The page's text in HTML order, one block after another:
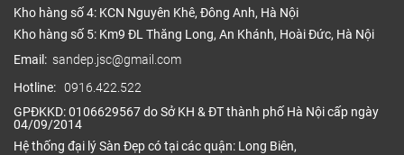
Kho hàng số 4: KCN Nguyên Khê, Đông Anh, Hà Nội
Kho hàng số 5: Km9 ĐL Thăng Long, An Khánh, Hoài Đức, Hà Nội
Email: sandep.jsc@gmail.com
Hotline: 0916.422.522
GPĐKKD: 0106629567 do Sở KH & ĐT thành phố Hà Nội cấp ngày
04/09/2014
Hệ thống đại lý Sàn Đẹp có tại các quận: Long Biên,